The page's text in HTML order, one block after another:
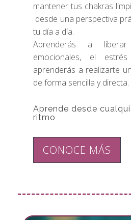
mantener tus chakras
desde una perspectiva
tu día a día.
Aprenderás a
emocionales, el
aprenderás a realizarte
de forma sencilla y directa.
Aprende desde
ritmo
CONOCE MÁS